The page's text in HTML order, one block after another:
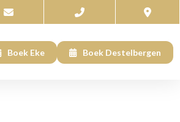
Boek Eke Boek Destelbergen